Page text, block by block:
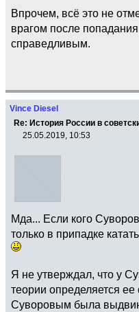
Впрочем, всё это не
врагом после
справедливым.
Vince Diesel
Re: История России в
25.05.2019, 10:53
Мда... Если кого
только в припадке
Я не утверждал, что у
теории определяется
Суворовым была